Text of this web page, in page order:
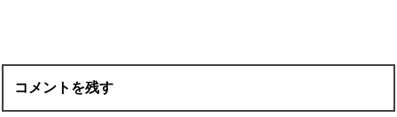
コメントを残す